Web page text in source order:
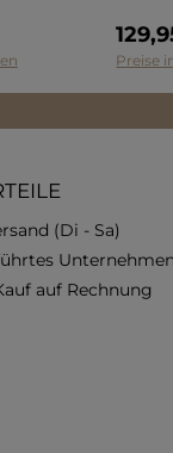
Preise
(Di - Sa)
Unternehmen
auf Rechnung